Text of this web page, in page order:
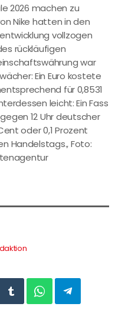
2026 machen zu
Nike hatten in den
vollzogen
rückläufigen
war
Ein Euro kostete
für 0,8531
leicht: Ein Fass
12 Uhr deutscher
oder 0,1 Prozent
Handelstags., Foto: